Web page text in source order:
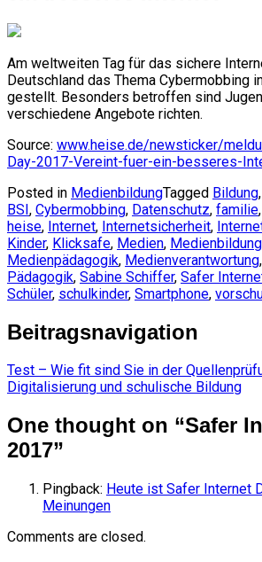
Am weltweiten Tag für das sichere
Deutschland das Thema Cybermobbing
gestellt. Besonders betroffen sind
verschiedene Angebote richten.
Source: www.heise.de/newsticker/
Day-2017-Vereint-fuer-ein-besseres-
Posted in MedienbildungTagged Bildung,
BSI, Cybermobbing, Datenschutz, familie,
heise, Internet, Internetsicherheit,
Kinder, Klicksafe, Medien, Medienbildung
Medienpädagogik, Medienverantwortung,
Pädagogik, Sabine Schiffer, Safer
Schüler, schulkinder, Smartphone,
Beitragsnavigation
Test – Wie fit sind Sie in der
Digitalisierung und schulische Bildung
One thought on “Safer
2017”
Pingback: Heute ist Safer Internet
Meinungen
Comments are closed.